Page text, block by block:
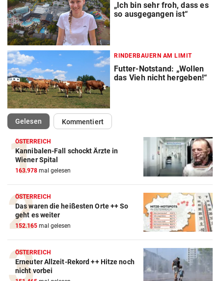
„Ich bin sehr froh, dass es
so ausgegangen ist“
RINDERBAUERN AM LIMIT
Futter-Notstand: „Wollen
das Vieh nicht hergeben!“
Gelesen(ausgewählt)Kommentiert
ÖSTERREICH
Kannibalen-Fall schockt Ärzte in
Wiener Spital
163.978 mal gelesen
ÖSTERREICH
Das waren die heißesten Orte ++ So
geht es weiter
152.165 mal gelesen
ÖSTERREICH
Erneuter Allzeit-Rekord ++ Hitze noch
nicht vorbei